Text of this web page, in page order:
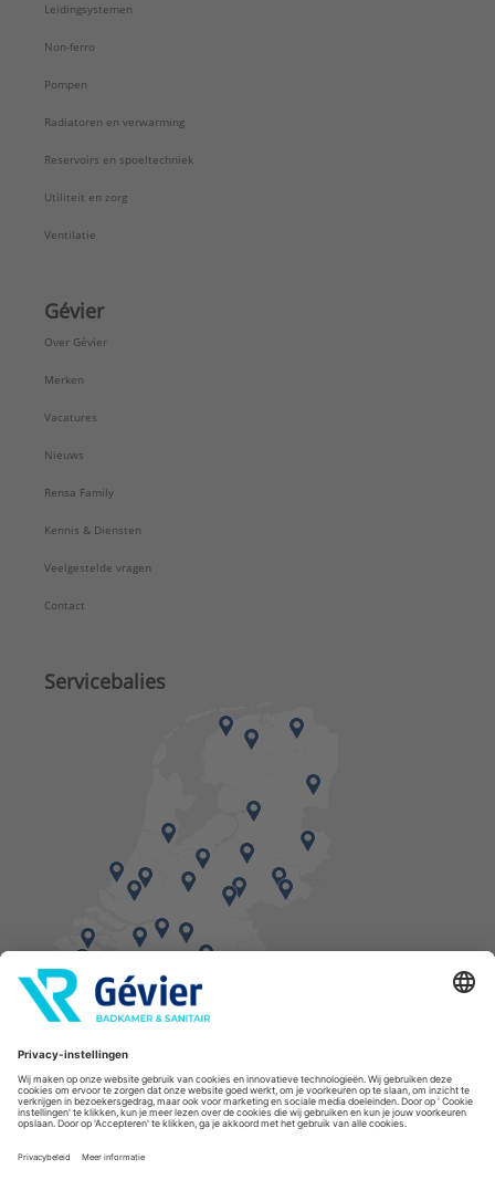
Leidingsystemen
Non-ferro
Pompen
Radiatoren en verwarming
Reservoirs en spoeltechniek
Utiliteit en zorg
Ventilatie
Gévier
Over Gévier
Merken
Vacatures
Nieuws
Rensa Family
Kennis & Diensten
Veelgestelde vragen
Contact
Servicebalies
Vind een balie in de buurt
* Bestellingen geplaatst in het weekend worden, mits voorradig, dinsdag geleverd.
Cookies